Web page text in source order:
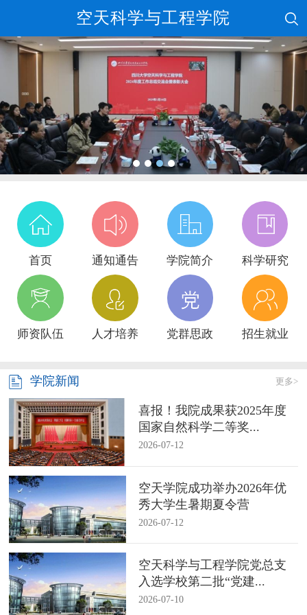
空天科学与工程学院
首页 通知通告 学院简介 科学研究
师资队伍 人才培养 党群思政 招生就业
学院新闻 更多>
喜报！我院成果获2025年度
国家自然科学二等奖...
2026-07-12
空天学院成功举办2026年优
秀大学生暑期夏令营
2026-07-12
空天科学与工程学院党总支
入选学校第二批“党建...
2026-07-10